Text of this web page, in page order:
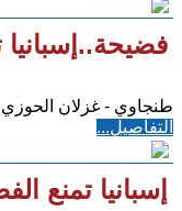
فضيحة..إسبانيا تعيد للصين 58 ألف جهاز
طنجاوي - غزلان الحوزي
التفاصيل...
إسبانيا تمنع